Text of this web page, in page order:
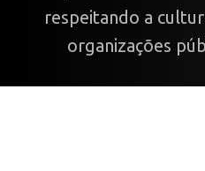
respeitando a
organizações